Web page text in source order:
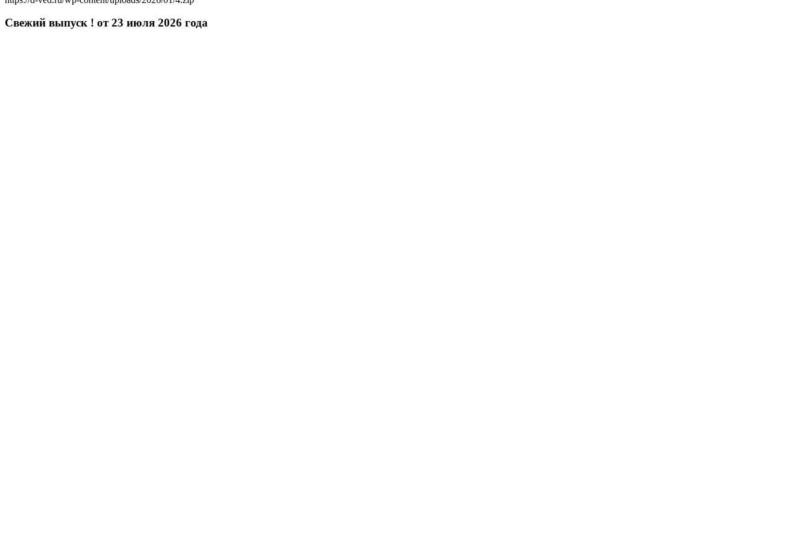
Свежий выпуск ! от 23 июля 2026 года